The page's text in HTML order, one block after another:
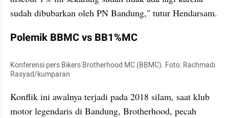
sudah dibubarkan oleh PN Bandung," tutur Hendarsam.
Polemik BBMC vs BB1%MC
Konferensi pers Bikers Brotherhood MC (BBMC). Foto: Rachmadi
Rasyad/kumparan
Konflik ini awalnya terjadi pada 2018 silam, saat klub
motor legendaris di Bandung, Brotherhood, pecah